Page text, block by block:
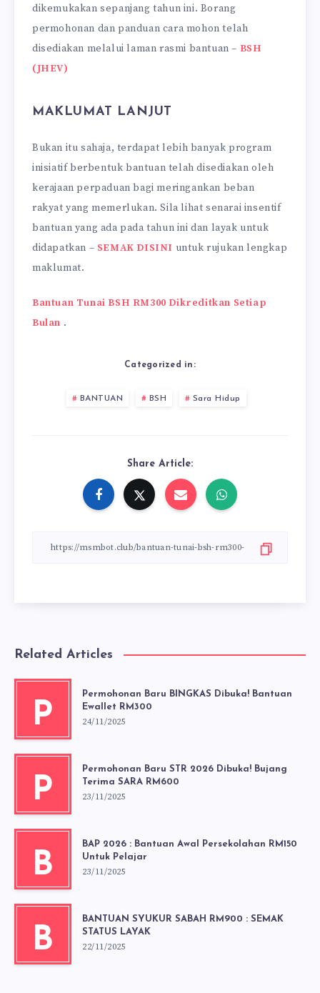
dikemukakan sepanjang tahun ini. Borang
permohonan dan panduan cara mohon telah
disediakan melalui laman rasmi bantuan – BSH
(JHEV)
MAKLUMAT LANJUT
Bukan itu sahaja, terdapat lebih banyak program
inisiatif berbentuk bantuan telah disediakan oleh
kerajaan perpaduan bagi meringankan beban
rakyat yang memerlukan. Sila lihat senarai insentif
bantuan yang ada pada tahun ini dan layak untuk
didapatkan – SEMAK DISINI untuk rujukan lengkap
maklumat.
Bantuan Tunai BSH RM300 Dikreditkan Setiap
Bulan .
Categorized in:
BANTUAN BSH Sara Hidup
Share Article:
Related Articles
P
Permohonan Baru BINGKAS Dibuka! Bantuan
Ewallet RM300
24/11/2025
P
Permohonan Baru STR 2026 Dibuka! Bujang
Terima SARA RM600
23/11/2025
B
BAP 2026 : Bantuan Awal Persekolahan RM150
Untuk Pelajar
23/11/2025
B
BANTUAN SYUKUR SABAH RM900 : SEMAK
STATUS LAYAK
22/11/2025